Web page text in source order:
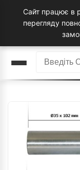
Сайт працює в
перегляду